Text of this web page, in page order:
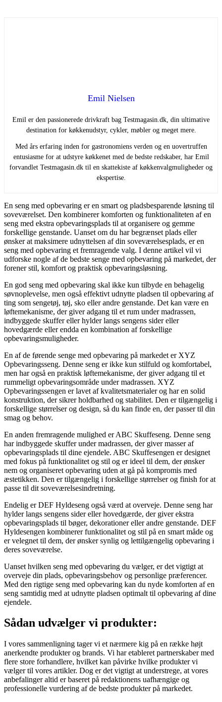
Emil Nielsen
Emil er den passionerede drivkraft bag Testmagasin.dk, din ultimative
destination for køkkenudstyr, cykler, møbler og meget mere.
Med års erfaring inden for gastronomiens verden og en uovertruffen
entusiasme for at udstyre køkkenet med de bedste redskaber, har Emil
forvandlet Testmagasin.dk til en skattekiste af køkkenvalgmuligheder og
ekspertise.
En seng med opbevaring er en smart og pladsbesparende løsning til
soveværelset. Den kombinerer komforten og funktionaliteten af en
seng med ekstra opbevaringsplads til at organisere og gemme
forskellige genstande. Uanset om du har begrænset plads eller
ønsker at maksimere udnyttelsen af din soveværelsesplads, er en
seng med opbevaring et fremragende valg. I denne artikel vil vi
udforske nogle af de bedste senge med opbevaring på markedet, der
forener stil, komfort og praktisk opbevaringsløsning.
En god seng med opbevaring skal ikke kun tilbyde en behagelig
søvnoplevelse, men også effektivt udnytte pladsen til opbevaring af
ting som sengetøj, tøj, sko eller andre genstande. Det kan være en
løftemekanisme, der giver adgang til et rum under madrassen,
indbyggede skuffer eller hylder langs sengens sider eller
hovedgærde eller endda en kombination af forskellige
opbevaringsmuligheder.
En af de førende senge med opbevaring på markedet er XYZ
Opbevaringsseng. Denne seng er ikke kun stilfuld og komfortabel,
men har også en praktisk løftemekanisme, der giver adgang til et
rummeligt opbevaringsområde under madrassen. XYZ
Opbevaringssengen er lavet af kvalitetsmaterialer og har en solid
konstruktion, der sikrer holdbarhed og stabilitet. Den er tilgængelig i
forskellige størrelser og design, så du kan finde en, der passer til din
smag og behov.
En anden fremragende mulighed er ABC Skuffeseng. Denne seng
har indbyggede skuffer under madrassen, der giver masser af
opbevaringsplads til dine ejendele. ABC Skuffesengen er designet
med fokus på funktionalitet og stil og er ideel til dem, der ønsker
nem og organiseret opbevaring uden at gå på kompromis med
æstetikken. Den er tilgængelig i forskellige størrelser og finish for at
passe til dit soveværelsesindretning.
Endelig er DEF Hyldeseng også værd at overveje. Denne seng har
hylder langs sengens sider eller hovedgærde, der giver ekstra
opbevaringsplads til bøger, dekorationer eller andre genstande. DEF
Hyldesengen kombinerer funktionalitet og stil på en smart måde og
er velegnet til dem, der ønsker synlig og lettilgængelig opbevaring i
deres soveværelse.
Uanset hvilken seng med opbevaring du vælger, er det vigtigt at
overveje din plads, opbevaringsbehov og personlige præferencer.
Med den rigtige seng med opbevaring kan du nyde komforten af en
seng samtidig med at udnytte pladsen optimalt til opbevaring af dine
ejendele.
Sådan udvælger vi produkter:
I vores sammenligning tager vi et nærmere kig på en række højt
anerkendte produkter og brands. Vi har etableret partnerskaber med
flere store forhandlere, hvilket kan påvirke hvilke produkter vi
vælger til vores artikler. Dog er det vigtigt at understrege, at vores
anbefalinger altid er baseret på redaktionens uafhængige og
professionelle vurdering af de bedste produkter på markedet.